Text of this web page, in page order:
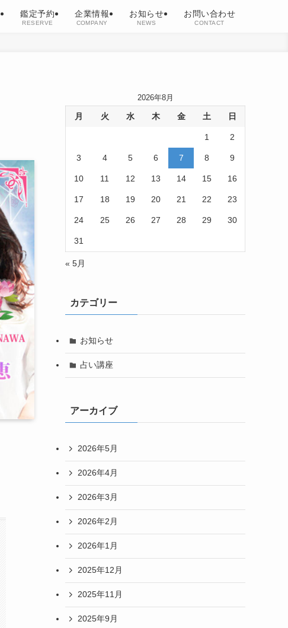
鑑定予約
RESERVE
企業情報
COMPANY
お知らせ
NEWS
お問い合わせ
CONTACT
2026年8月
月 火 水 木 金 土 日
1 2
3 4 5 6 7 8 9
10 11 12 13 14 15 16
17 18 19 20 21 22 23
24 25 26 27 28 29 30
31
« 5月
カテゴリー
お知らせ
占い講座
アーカイブ
2026年5月
2026年4月
2026年3月
2026年2月
2026年1月
2025年12月
2025年11月
2025年9月